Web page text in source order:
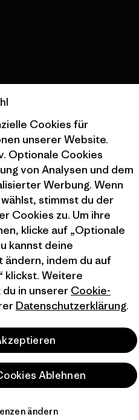
Cookies für
unserer Website.
Optionale Cookies
von Analysen und dem
Werbung. Wenn
stimmst du der
Cookies zu. Um ihre
klicke auf „Optionale
kannst deine
indem du auf
klickst. Weitere
in unserer Cookie-
Datenschutzerklärung.
Ablehnen
ändern